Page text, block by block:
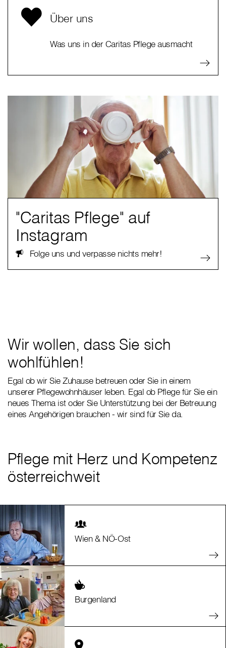
Über uns
Was uns in der Caritas Pflege ausmacht
"Caritas Pflege" auf
Instagram
Folge uns und verpasse nichts mehr!
Wir wollen, dass Sie sich
wohlfühlen!
Egal ob wir Sie Zuhause betreuen oder Sie in einem
unserer Pflegewohnhäuser leben. Egal ob Pflege für Sie ein
neues Thema ist oder Sie Unterstützung bei der Betreuung
eines Angehörigen brauchen - wir sind für Sie da.
Pflege mit Herz und Kompetenz
österreichweit
Wien & NÖ-Ost
Burgenland